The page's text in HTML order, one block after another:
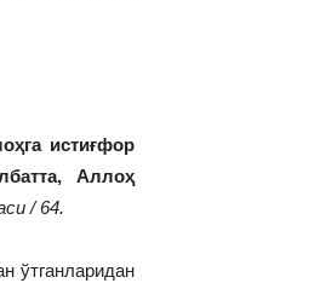
истиғфор
Аллоҳ
/ 64.
ўтганларидан